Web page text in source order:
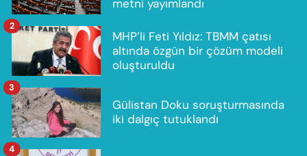
metni yayımlandı
MHP’li Feti Yıldız: TBMM çatısı
altında özgün bir çözüm modeli
oluşturuldu
2
Gülistan Doku soruşturmasında
iki dalgıç tutuklandı
3
4